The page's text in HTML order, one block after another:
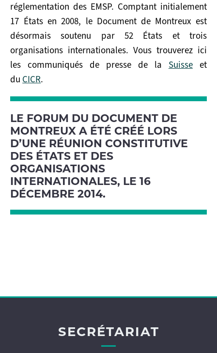
réglementation des EMSP. Comptant initialement
17 États en 2008, le Document de Montreux est
désormais soutenu par 52 États et trois
organisations internationales. Vous trouverez ici
les communiqués de presse de la Suisseet
du CICR.
LE FORUM DU DOCUMENT DE
MONTREUX A ÉTÉ CRÉÉ LORS
D’UNE RÉUNION CONSTITUTIVE
DES ÉTATS ET DES
ORGANISATIONS
INTERNATIONALES, LE 16
DÉCEMBRE 2014.
SECRÉTARIAT